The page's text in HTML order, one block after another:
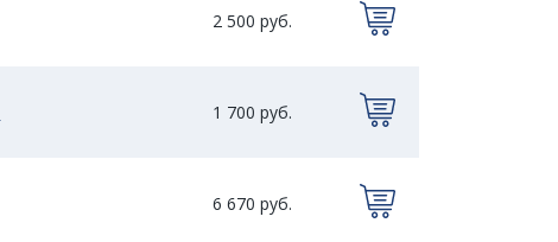
2 500 руб.
1 700 руб.
6 670 руб.